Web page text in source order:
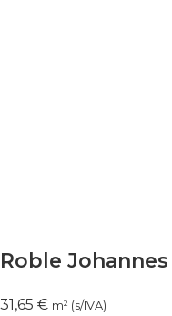
Roble Johannes
31,65 € m² (s/IVA)